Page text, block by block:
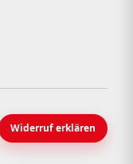
Widerruf erklären